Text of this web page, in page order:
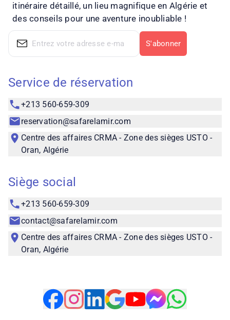
itinéraire détaillé, un lieu magnifique en Algérie et
des conseils pour une aventure inoubliable !
S'abonner
Service de réservation
+213 560-659-309
reservation@safarelamir.com
Centre des affaires CRMA - Zone des sièges USTO -
Oran, Algérie
Siège social
+213 560-659-309
contact@safarelamir.com
Centre des affaires CRMA - Zone des sièges USTO -
Oran, Algérie